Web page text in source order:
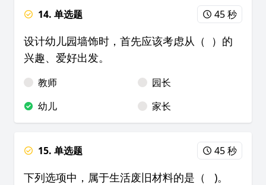
14. 单选题 45 秒
设计幼儿园墙饰时，首先应该考虑从（ ）的
兴趣、爱好出发。
教师
园长
幼儿
家长
15. 单选题 45 秒
下列选项中，属于生活废旧材料的是（ )。